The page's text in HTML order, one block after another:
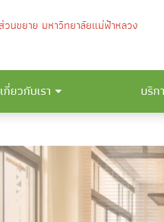
เกี่ยวกับเรา บริก